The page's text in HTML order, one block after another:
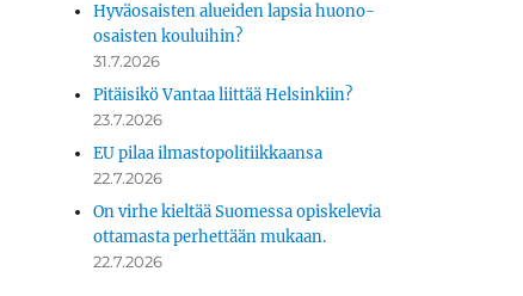
Hyväosaisten alueiden lapsia huono-
osaisten kouluihin?
31.7.2026
Pitäisikö Vantaa liittää Helsinkiin?
23.7.2026
EU pilaa ilmastopolitiikkaansa
22.7.2026
On virhe kieltää Suomessa opiskelevia
ottamasta perhettään mukaan.
22.7.2026